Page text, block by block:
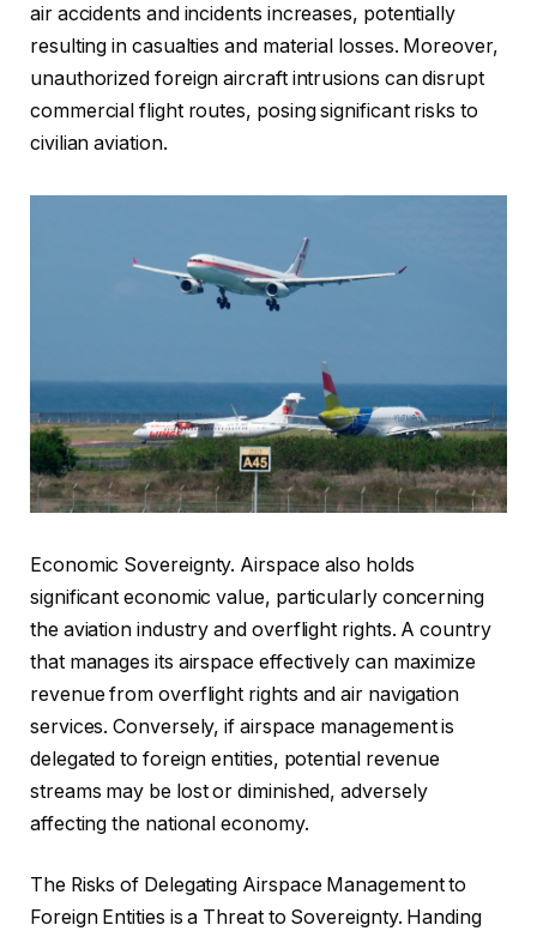
air accidents and incidents increases, potentially
resulting in casualties and material losses. Moreover,
unauthorized foreign aircraft intrusions can disrupt
commercial flight routes, posing significant risks to
civilian aviation.
Economic Sovereignty. Airspace also holds
significant economic value, particularly concerning
the aviation industry and overflight rights. A country
that manages its airspace effectively can maximize
revenue from overflight rights and air navigation
services. Conversely, if airspace management is
delegated to foreign entities, potential revenue
streams may be lost or diminished, adversely
affecting the national economy.
The Risks of Delegating Airspace Management to
Foreign Entities is a Threat to Sovereignty. Handing